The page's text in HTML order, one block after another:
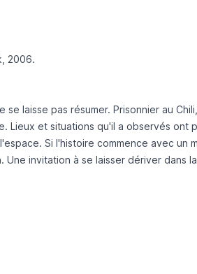
2006.
se laisse pas résumer. Prisonnier au
Lieux et situations qu'il a observés ont
Si l'histoire commence avec un
invitation à se laisser dériver dans